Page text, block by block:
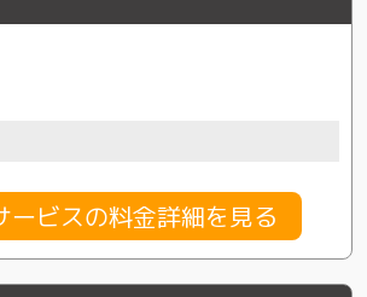
ービスの料金詳細を見る